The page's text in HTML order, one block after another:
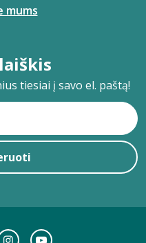
mums
tiesiai į savo el. paštą!